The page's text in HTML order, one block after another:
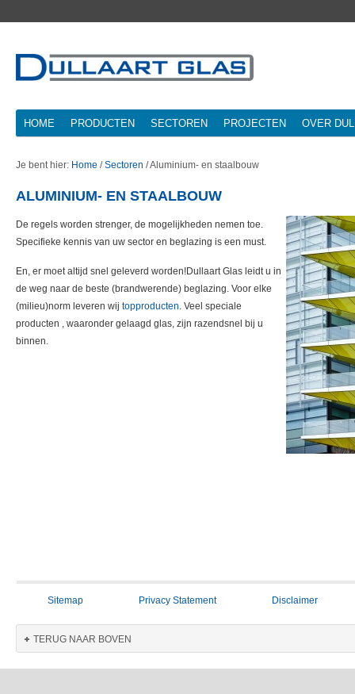
HOME PRODUCTEN SECTOREN PROJECTEN OVER
Je bent hier: Home / Sectoren /Aluminium- en staalbouw
ALUMINIUM- EN STAALBOUW
De regels worden strenger, de mogelijkheden nemen toe.
Specifieke kennis van uw sector en beglazing is een must.
En, er moet altijd snel geleverd worden!Dullaart Glas leidt u in
de weg naar de beste (brandwerende) beglazing. Voor elke
(milieu)norm leveren wij topproducten. Veel speciale
producten , waaronder gelaagd glas, zijn razendsnel bij u
binnen.
Sitemap Privacy Statement Disclaimer
TERUG NAAR BOVEN